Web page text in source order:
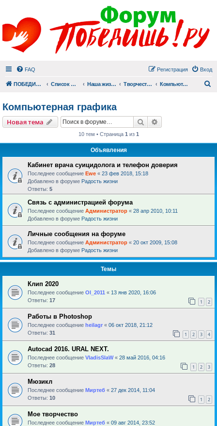
FAQ Вход
Регистрация
ПОБЕДИШЬ.РУ Список форумов Наша жизнь (не всё же о суициде!) Творчество Компьютерная графика
Компьютерная графика
Новая тема Поиск
10 тем • Страница 1 из 1
Объявления
Кабинет врача суицидолога и телефон доверия
Последнее сообщение Ewe « 23 фев 2018, 15:18
Добавлено в форуме Радость жизни
Ответы: 5
Связь с администрацией форума
Последнее сообщение Администратор « 28 апр 2010, 10:11
Добавлено в форуме Радость жизни
Личные сообщения на форуме
Последнее сообщение Администратор « 20 окт 2009, 15:08
Добавлено в форуме Радость жизни
Темы
Клип 2020
Последнее сообщение Ol_2011 « 13 янв 2020, 16:06
Ответы: 17 1 2
Работы в Photoshop
Последнее сообщение heilagr « 06 окт 2018, 21:12
Ответы: 31 1 2 3 4
Autocad 2016. URAL NEXT.
Последнее сообщение VladisSlaW« 28 май 2016, 04:16
Ответы: 28 1 2 3
Мюзикл
Последнее сообщение Миртеб « 27 дек 2014, 11:04
Ответы: 10 1 2
Мое творчество
Последнее сообщение Миртеб « 09 авг 2014, 23:52